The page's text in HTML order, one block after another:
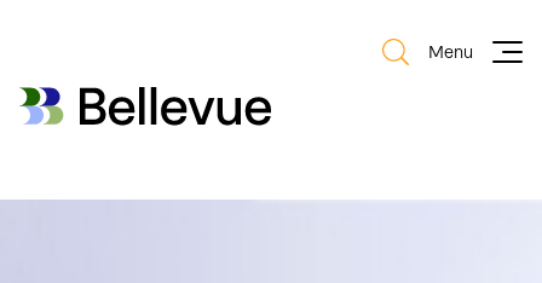
Bellevue Group AG
Menu